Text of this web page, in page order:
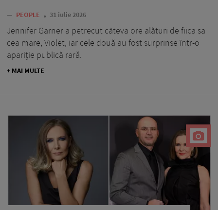
— PEOPLE 31 iulie 2026
Jennifer Garner a petrecut câteva ore alături de fiica sa
cea mare, Violet, iar cele două au fost surprinse într-o
apariție publică rară.
+ MAI MULTE